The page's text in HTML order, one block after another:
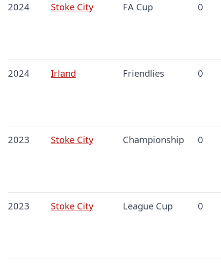
2024 Stoke City FA Cup 0
2024 Irland Friendlies 0
2023 Stoke City Championship 0
2023 Stoke City League Cup 0